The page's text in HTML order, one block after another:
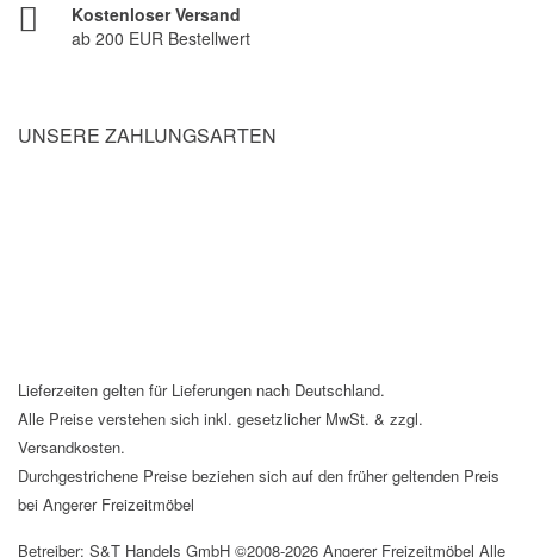
Kostenloser Versand
ab 200 EUR Bestellwert
UNSERE ZAHLUNGSARTEN
Lieferzeiten gelten für Lieferungen nach Deutschland.
Alle Preise verstehen sich inkl. gesetzlicher MwSt. & zzgl.
Versandkosten.
Durchgestrichene Preise beziehen sich auf den früher geltenden Preis
bei Angerer Freizeitmöbel
Betreiber: S&T Handels GmbH ©2008-2026 Angerer Freizeitmöbel Alle